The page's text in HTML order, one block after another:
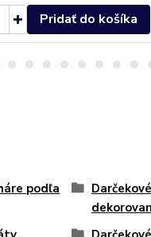
Pridať do košíka
podľa